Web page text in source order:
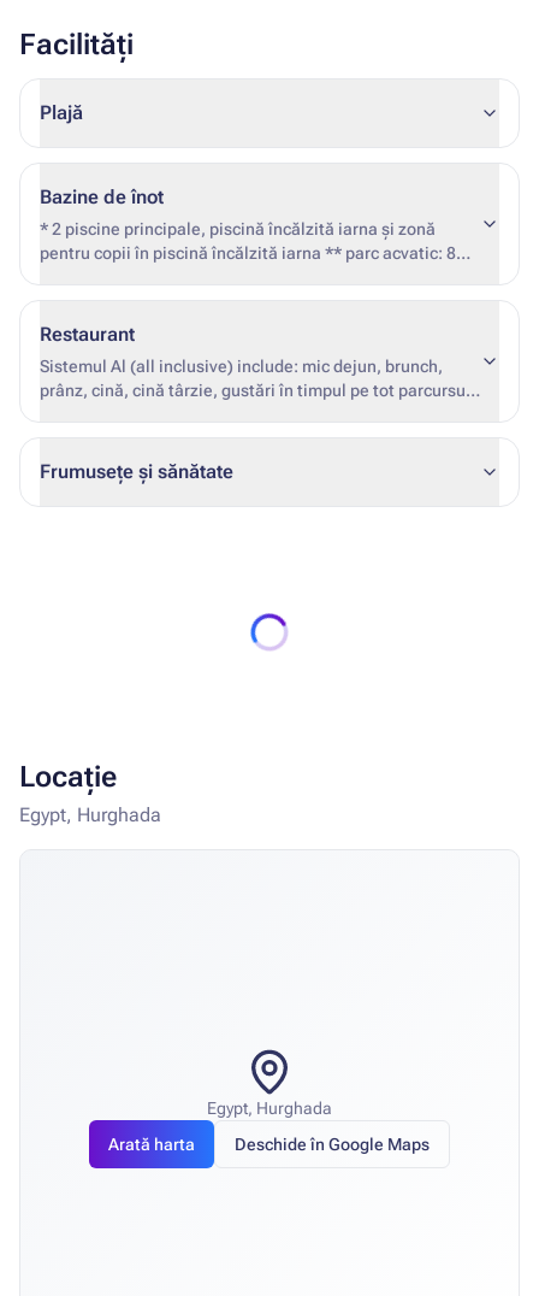
Facilități
Plajă
Bazine de înot
* 2 piscine principale, piscină încălzită iarna și zonă
pentru copii în piscină încălzită iarna ** parc acvatic: 8
piscine în parcul acvatic (3 încălzite iarna, inclusiv o
piscină cu tobogane pentru copii) **** Piscina cu valuri și
Restaurant
Sistemul Al (all inclusive) include: mic dejun, brunch,
prânz, cină, cină târzie, gustări în timpul pe tot parcursul
producție locală . Apă îmbuteliată este furnizată în
camere zilnic. Toate băuturile sunt servite în pahare sau
căni, câte una pentru comandă. Băuturile importate,
băuturile locale premium, băuturile îmbuteliate/conserve
PalatuluiTitanic. span> 5* (unele restaurante necesită
rezervare prealabilă). Hotelul, la discreția sa, poate
costume de baie, pantofi de plajă.
Frumusețe și sănătate
Locație
Egypt, Hurghada
Egypt, Hurghada
Arată harta
Deschide în Google Maps